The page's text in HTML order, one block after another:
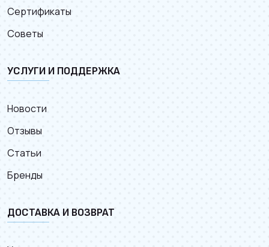
Сертификаты
Советы
УСЛУГИ И ПОДДЕРЖКА
Новости
Отзывы
Статьи
Бренды
ДОСТАВКА И ВОЗВРАТ